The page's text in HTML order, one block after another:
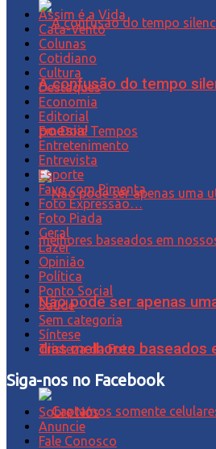
A confusão do tempo
poesia!
Não pode ser apenas
dias melhores baseados
Assim é a Vida
Cata-Vento
Colunas
Cotidiano
Cultura
Destaques
Economia
Editorial
Em Dois Tempos
Entretenimento
Entrevista
Esporte
Favo com Pimenta
Foto Expressão…
Foto Piada
Geral
Lazer
Opinião
Política
Ponto Social
Saúde
Sem categoria
Síntese
Tristeza da Foto
Siga-nos no Facebook
Sobre Nós
Anuncie
Fale Conosco